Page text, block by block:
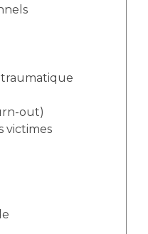
traumatique
out)
victimes